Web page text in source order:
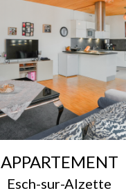
APPARTEMENT
Esch-sur-Alzette